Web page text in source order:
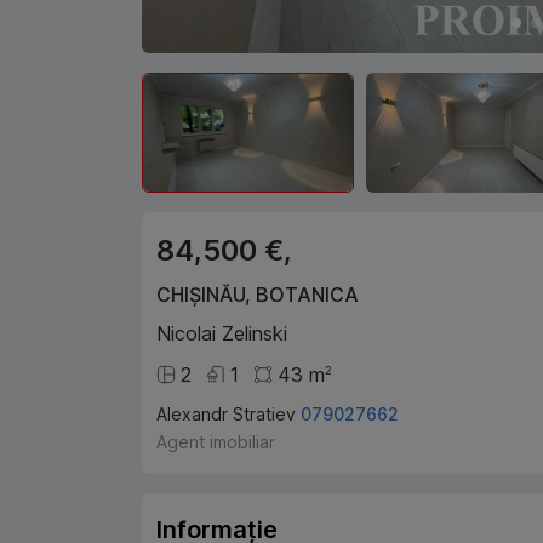
84,500 €,
CHIȘINĂU, BOTANICA
Nicolai Zelinski
2
1 43 m2
Alexandr Stratiev 079027662
Agent imobiliar
Informație